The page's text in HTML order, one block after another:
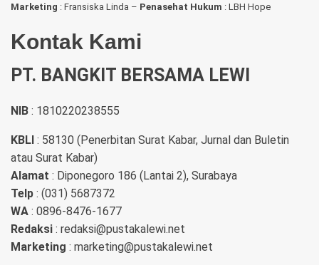
Marketing : Fransiska Linda – Penasehat Hukum : LBH Hope
Kontak Kami
PT. BANGKIT BERSAMA LEWI
NIB : 1810220238555
KBLI : 58130 (Penerbitan Surat Kabar, Jurnal dan Buletin
atau Surat Kabar)
Alamat : Diponegoro 186 (Lantai 2), Surabaya
Telp : (031) 5687372
WA : 0896-8476-1677
Redaksi : redaksi@pustakalewi.net
Marketing : marketing@pustakalewi.net